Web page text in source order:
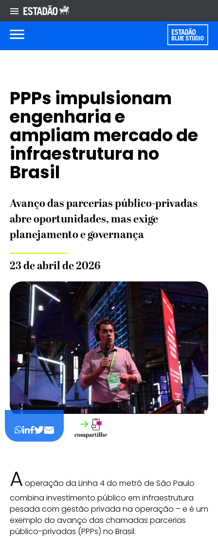
PPPs impulsionam
engenharia e
ampliam mercado de
infraestrutura no
Brasil
Avanço das parcerias público-privadas
abre oportunidades, mas exige
planejamento e governança
23 de abril de 2026
A operação da Linha 4 do metrô de São Paulo
combina investimento público em infraestrutura
pesada com gestão privada na operação – e é um
exemplo do avanço das chamadas parcerias
público-privadas (PPPs) no Brasil.